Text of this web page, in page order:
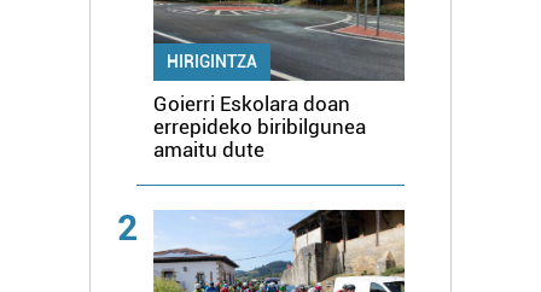
HIRIGINTZA
Goierri Eskolara doan
errepideko biribilgunea
amaitu dute
2